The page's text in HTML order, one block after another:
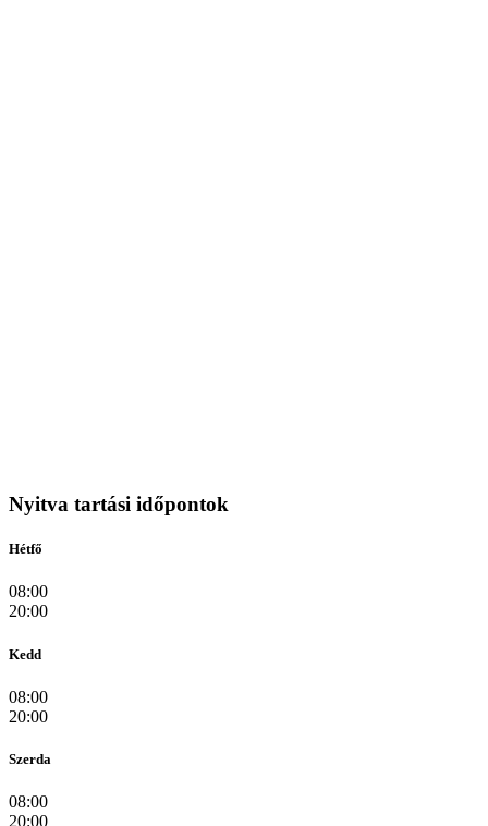
Nyitva tartási időpontok
Hétfő
08:00
20:00
Kedd
08:00
20:00
Szerda
08:00
20:00